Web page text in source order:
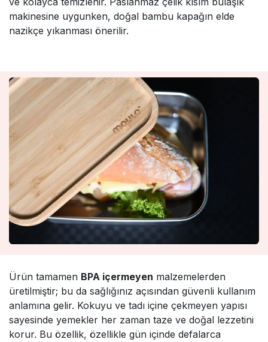
makinesine uygunken, doğal bambu kapağın elde
nazikçe yıkanması önerilir.
Ürün tamamen BPA içermeyen malzemelerden
üretilmiştir; bu da sağlığınız açısından güvenli kullanım
anlamına gelir. Kokuyu ve tadı içine çekmeyen yapısı
sayesinde yemekler her zaman taze ve doğal lezzetini
korur. Bu özellik, özellikle gün içinde defalarca